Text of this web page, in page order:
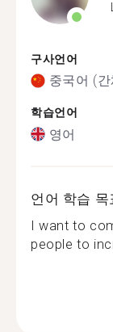
구사언어
중국어 (
학습언어
영어
언어 학습 목
I want to
people to